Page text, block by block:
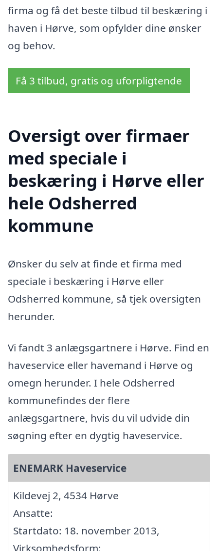
firma og få det beste tilbud til beskæring i
haven i Hørve, som opfylder dine ønsker
og behov.
Få 3 tilbud, gratis og uforpligtende
Oversigt over firmaer
med speciale i
beskæring i Hørve eller
hele Odsherred
kommune
Ønsker du selv at finde et firma med
speciale i beskæring i Hørve eller
Odsherred kommune, så tjek oversigten
herunder.
Vi fandt 3 anlægsgartnere i Hørve. Find en
haveservice eller havemand i Hørve og
omegn herunder. I hele Odsherred
kommunefindes der flere
anlægsgartnere, hvis du vil udvide din
søgning efter en dygtig haveservice.
ENEMARK Haveservice
Kildevej 2, 4534 Hørve
Ansatte:
Startdato: 18. november 2013,
Virksomhedsform: